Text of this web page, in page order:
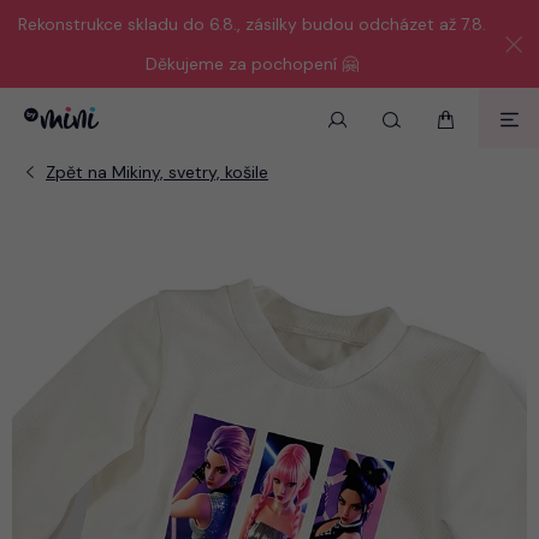
Rekonstrukce skladu do 6.8., zásilky budou odcházet až 7.8.
Děkujeme za pochopení 🤗